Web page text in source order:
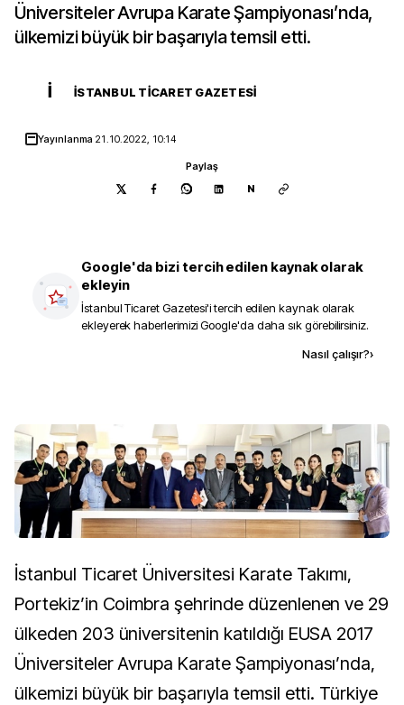
Üniversiteler Avrupa Karate Şampiyonası’nda,
ülkemizi büyük bir başarıyla temsil etti.
İ İSTANBUL TICARET GAZETESI
Yayınlanma 21.10.2022, 10:14
Paylaş
N
Google'da bizi tercih edilen kaynak olarak
ekleyin
İstanbul Ticaret Gazetesi'i tercih edilen kaynak olarak
ekleyerek haberlerimizi Google'da daha sık görebilirsiniz.
Nasıl çalışır?›
İstanbul Ticaret Üniversitesi Karate Takımı,
Portekiz’in Coimbra şehrinde düzenlenen ve 29
ülkeden 203 üniversitenin katıldığı EUSA 2017
Üniversiteler Avrupa Karate Şampiyonası’nda,
ülkemizi büyük bir başarıyla temsil etti. Türkiye